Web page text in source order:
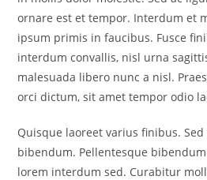
ornare est et tempor. Interdum et
ipsum primis in faucibus. Fusce
interdum convallis, nisl urna
malesuada libero nunc a nisl.
orci dictum, sit amet tempor odio
Quisque laoreet varius finibus.
bibendum. Pellentesque
lorem interdum sed. Curabitur